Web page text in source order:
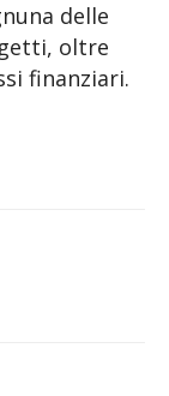
delle
oltre
finanziari.